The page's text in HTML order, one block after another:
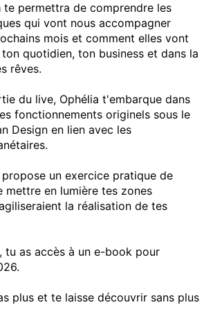
te permettra de comprendre les
qui vont nous accompagner
mois et comment elles vont
quotidien, ton business et dans la
rêves.
du live, Ophélia t'embarque dans
fonctionnements originels sous le
Design en lien avec les
propose un exercice pratique de
mettre en lumière tes zones
la réalisation de tes
tu as accès à un e-book pour
plus et te laisse découvrir sans plus